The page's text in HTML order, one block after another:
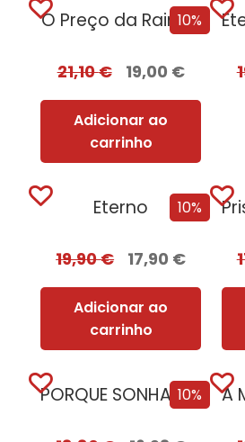
10%
O Preço da Rainha
21,10€ 19,00 €
Adicionar ao
carrinho
10%
Eterno
19,90€ 17,90 €
Adicionar ao
carrinho
10%
PORQUE SONHAMOS: O que o nosso cérebro...